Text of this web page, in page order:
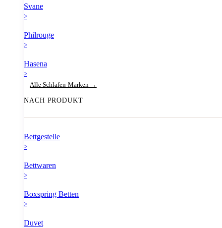
Svane
>
Philrouge
>
Hasena
>
Alle Schlafen-Marken →
NACH PRODUKT
Bettgestelle
>
Bettwaren
>
Boxspring Betten
>
Duvet